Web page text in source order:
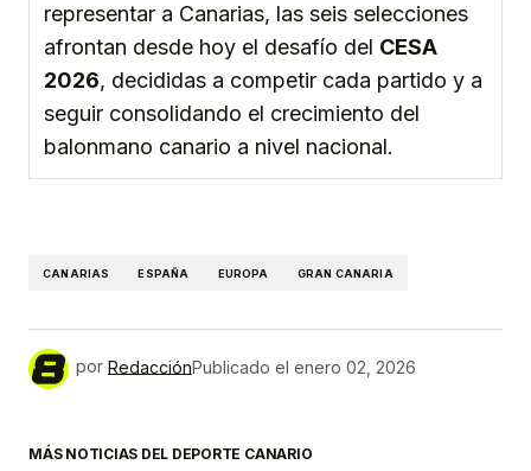
representar a Canarias, las seis selecciones
afrontan desde hoy el desafío del CESA
2026, decididas a competir cada partido y a
seguir consolidando el crecimiento del
balonmano canario a nivel nacional.
CANARIAS ESPAÑA EUROPA GRAN CANARIA
por RedacciónPublicado el enero 02, 2026
MÁS NOTICIAS DEL DEPORTE CANARIO